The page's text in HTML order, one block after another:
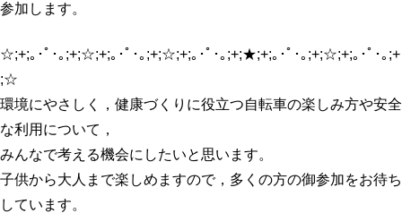
参加します。
☆;+;｡･ﾟ･｡;+;☆;+;｡･ﾟ･｡;+;☆;+;｡･ﾟ･｡;+;★;+;｡･ﾟ･｡;+;☆;+;｡･ﾟ･｡;+
;☆
環境にやさしく，健康づくりに役立つ自転車の楽しみ方や安全
な利用について，
みんなで考える機会にしたいと思います。
子供から大人まで楽しめますので，多くの方の御参加をお待ち
しています。